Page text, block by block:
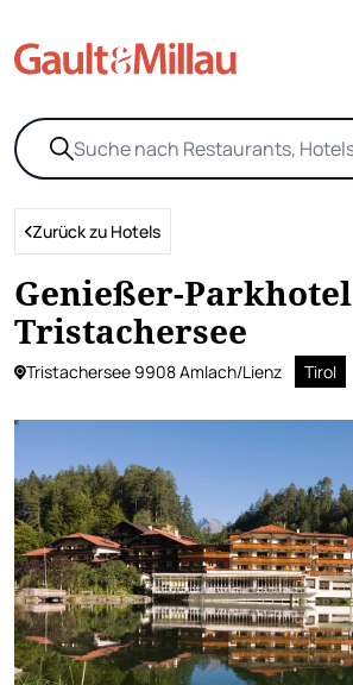
Zurück zu Hotels
Genießer-Parkhotel
Tristachersee
Tristachersee 9908 Amlach/Lienz Tirol